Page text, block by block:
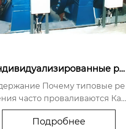
ре
для разделения возду
— эффективные и адаптив
системы
Почему типовые ре
часто проваливаются Как
индивидуализируем — без а
Где это реально работ
Подробнее